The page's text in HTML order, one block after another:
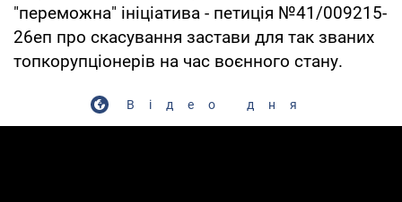
"переможна" ініціатива - петиція №41/009215-
26еп про скасування застави для так званих
топкорупціонерів на час воєнного стану.
Відео дня